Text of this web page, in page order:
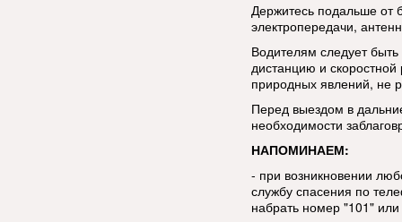
Держитесь подальше от
электропередачи,
Водителям следует
дистанцию и
природных явлений, не
Перед выездом в
необходимости
НАПОМИНАЕМ:
- при возникновении
службу спасения по
набрать номер "101"